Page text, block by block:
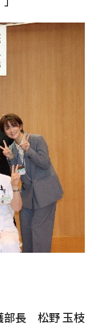
部長 松野 玉枝